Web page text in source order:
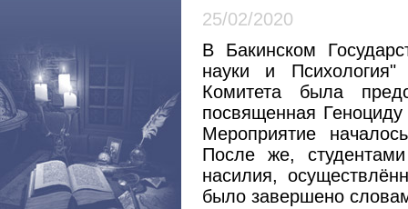
25/02/2020
B Бакинском
науки и
Комитета была
посвященная
Мероприятие
После же,
насилия,
было завершено